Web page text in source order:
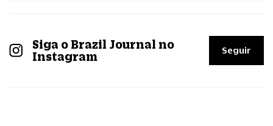
Siga o Brazil Journal no
Instagram
Seguir